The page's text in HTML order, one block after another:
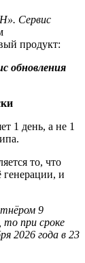
Сервис
продукт:
обновления
1 день, а не 1
то, что
генерации, и
9
то при сроке
2026 года в 23